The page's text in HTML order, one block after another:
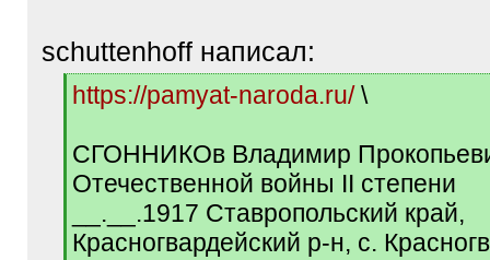
schuttenhoff написал:
[
qhttps://pamyat-naroda.ru/\
СГОННИКОв Владимир
Отечественной войны II степени
__.__.1917 Ставропольский край,
Красногвардейский р-н, с.